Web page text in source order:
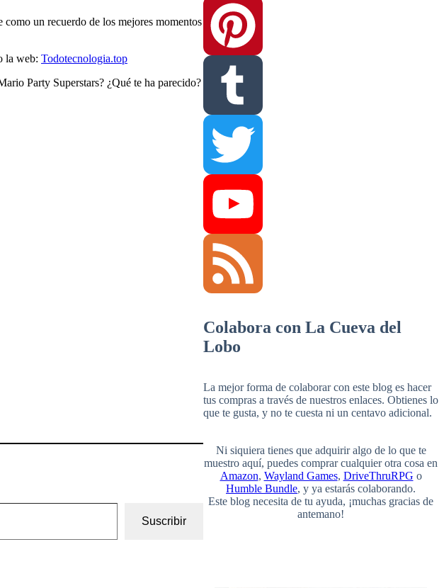
un recuerdo de los mejores momentos
la web: Todotecnologia.top
Party Superstars? ¿Qué te ha parecido?
Suscribir
Facebook
Pinterest
Tumblr
Twitter
YouTube
Channel
Feed
Colabora con La Cueva del
Lobo
La mejor forma de colaborar con este blog es hacer
tus compras a través de nuestros enlaces. Obtienes lo
que te gusta, y no te cuesta ni un centavo adicional.
Ni siquiera tienes que adquirir algo de lo que te
muestro aquí, puedes comprar cualquier otra cosa en
Amazon, Wayland Games, DriveThruRPG o
Humble Bundle, y ya estarás colaborando.
Este blog necesita de tu ayuda, ¡muchas gracias de
antemano!